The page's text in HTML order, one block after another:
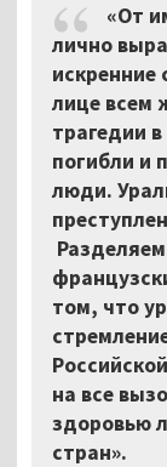
«От
лично
искренние
лице всем
трагедии
погибли и
люди.
том, что
на все
здоровью
стран».